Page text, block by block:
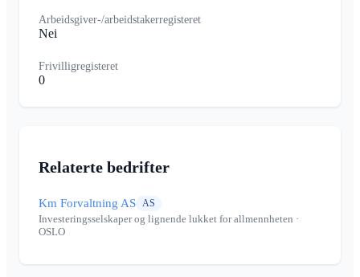
Arbeidsgiver-/arbeidstakerregisteret
Nei
Frivilligregisteret
0
Relaterte bedrifter
Km Forvaltning AS AS
Investeringsselskaper og lignende lukket for allmennheten ·
OSLO